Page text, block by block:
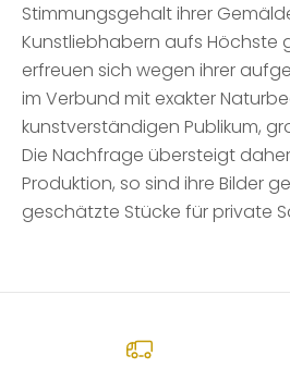
Stimmungsgehalt ihrer
Kunstliebhabern aufs Höchste
erfreuen sich wegen ihrer
im Verbund mit exakter
kunstverständigen Publikum,
Die Nachfrage übersteigt
Produktion, so sind ihre Bilder
geschätzte Stücke für private